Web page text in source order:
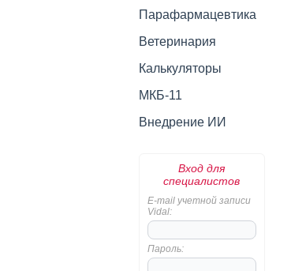
Парафармацевтика
Ветеринария
Калькуляторы
МКБ-11
Внедрение ИИ
Вход для
специалистов
E-mail учетной записи
Vidal:
Пароль: